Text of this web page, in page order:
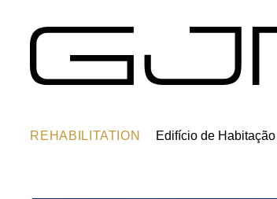
Edifício de
REHABILITATION